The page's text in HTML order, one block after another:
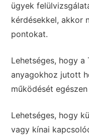
ügyek
kérdésekkel, akkor
pontokat.
Lehetséges, hogy
anyagokhoz jutott
működését
Lehetséges, hogy
vagy kínai